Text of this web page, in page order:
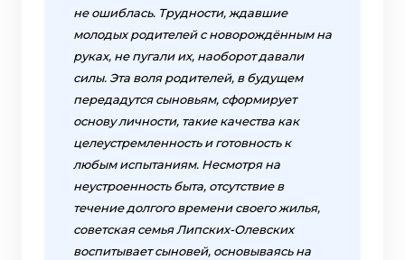
не ошиблась. Трудности, ждавшие
молодых родителей с новорождённым на
руках, не пугали их, наоборот давали
силы. Эта воля родителей, в будущем
передадутся сыновьям, сформирует
основу личности, такие качества как
целеустремленность и готовность к
любым испытаниям. Несмотря на
неустроенность быта, отсутствие в
течение долгого времени своего жилья,
советская семья Липских-Олевских
воспитывает сыновей, основываясь на